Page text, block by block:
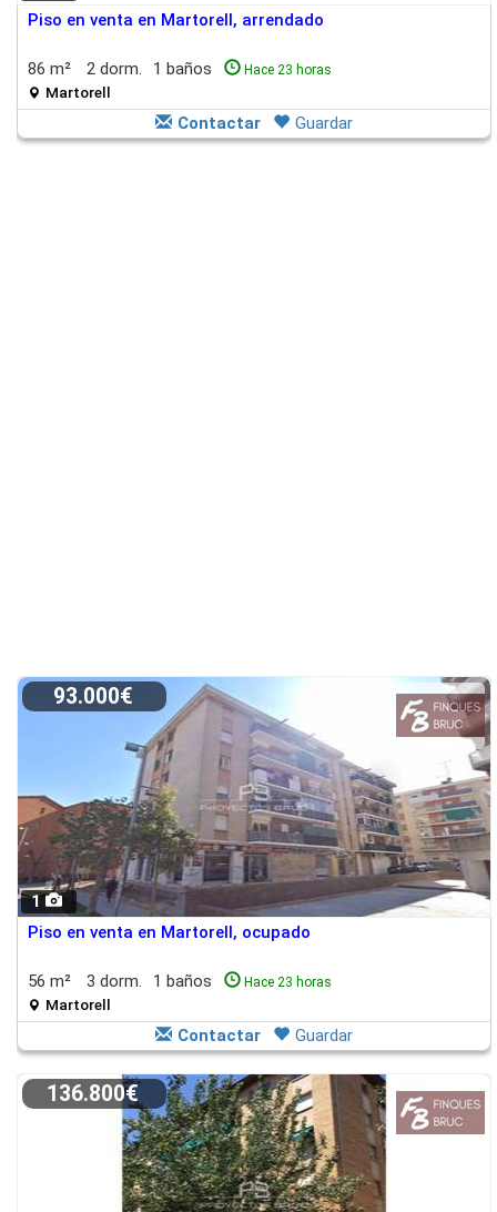
Piso en venta en Martorell, arrendado
86 m² 2 dorm. 1 baños Hace 23 horas
Martorell
Contactar Guardar
1
93.000€
Piso en venta en Martorell, ocupado
56 m² 3 dorm. 1 baños Hace 23 horas
Martorell
Contactar Guardar
136.800€